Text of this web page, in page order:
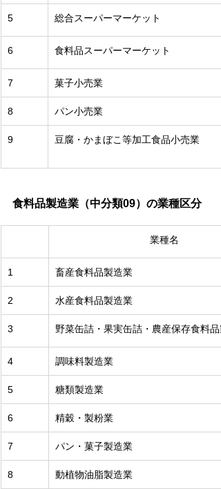
5 総合スーパーマーケット
6 食料品スーパーマーケット
7 菓子小売業
8 パン小売業
9 豆腐・かまぼこ等加工食品小売業
食料品製造業（中分類09）の業種区分
業種名
1 畜産食料品製造業
2 水産食料品製造業
3 野菜缶詰・果実缶詰・農産保存食料品
4 調味料製造業
5 糖類製造業
6 精穀・製粉業
7 パン・菓子製造業
8 動植物油脂製造業